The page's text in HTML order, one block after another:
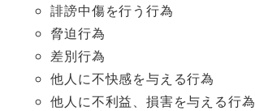
誹謗中傷を行う行為
脅迫行為
差別行為
他人に不快感を与える行為
他人に不利益、損害を与える行為